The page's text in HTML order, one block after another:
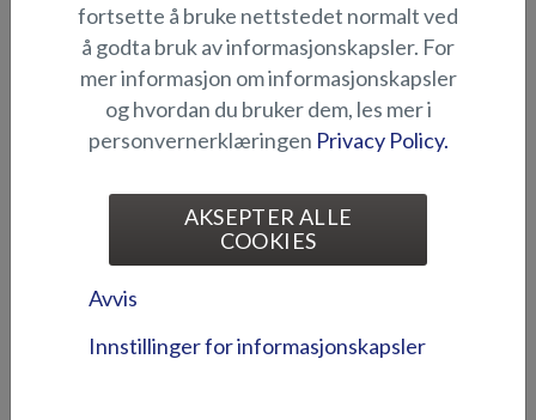
Bord og seter
Rekker og vannski
Fiskeutstyr
Gulvflater
Elektronikk og andre
Tilbehør, eldre båtmodeller
Tilbehørspakke
ENESTÅENDE
KONSTRUKSJON
For media/forhandlere
fortsette å bruke nettstedet normalt ved
å godta bruk av informasjonskapsler. For
mer informasjon om informasjonskapsler
og hvordan du bruker dem, les mer i
personvernerklæringen Privacy Policy.
AKSEPTER ALLE
COOKIES
Avvis
Innstillinger for informasjonskapsler